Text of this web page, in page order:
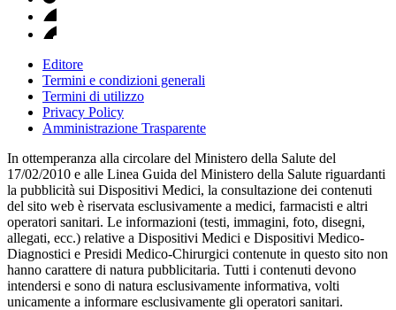
Editore
Termini e condizioni generali
Termini di utilizzo
Privacy Policy
Amministrazione Trasparente
In ottemperanza alla circolare del Ministero della Salute del
17/02/2010 e alle Linea Guida del Ministero della Salute riguardanti
la pubblicità sui Dispositivi Medici, la consultazione dei contenuti
del sito web è riservata esclusivamente a medici, farmacisti e altri
operatori sanitari. Le informazioni (testi, immagini, foto, disegni,
allegati, ecc.) relative a Dispositivi Medici e Dispositivi Medico-
Diagnostici e Presidi Medico-Chirurgici contenute in questo sito non
hanno carattere di natura pubblicitaria. Tutti i contenuti devono
intendersi e sono di natura esclusivamente informativa, volti
unicamente a informare esclusivamente gli operatori sanitari.